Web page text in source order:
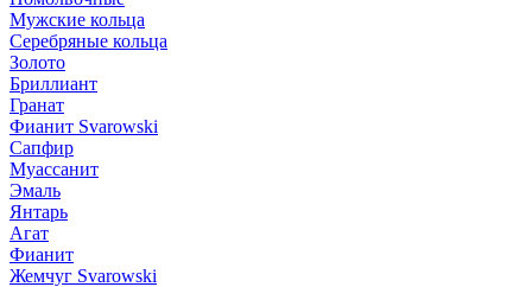
Мужские кольца
Серебряные кольца
Золото
Бриллиант
Гранат
Фианит Svarowski
Сапфир
Муассанит
Эмаль
Янтарь
Агат
Фианит
Жемчуг Svarowski